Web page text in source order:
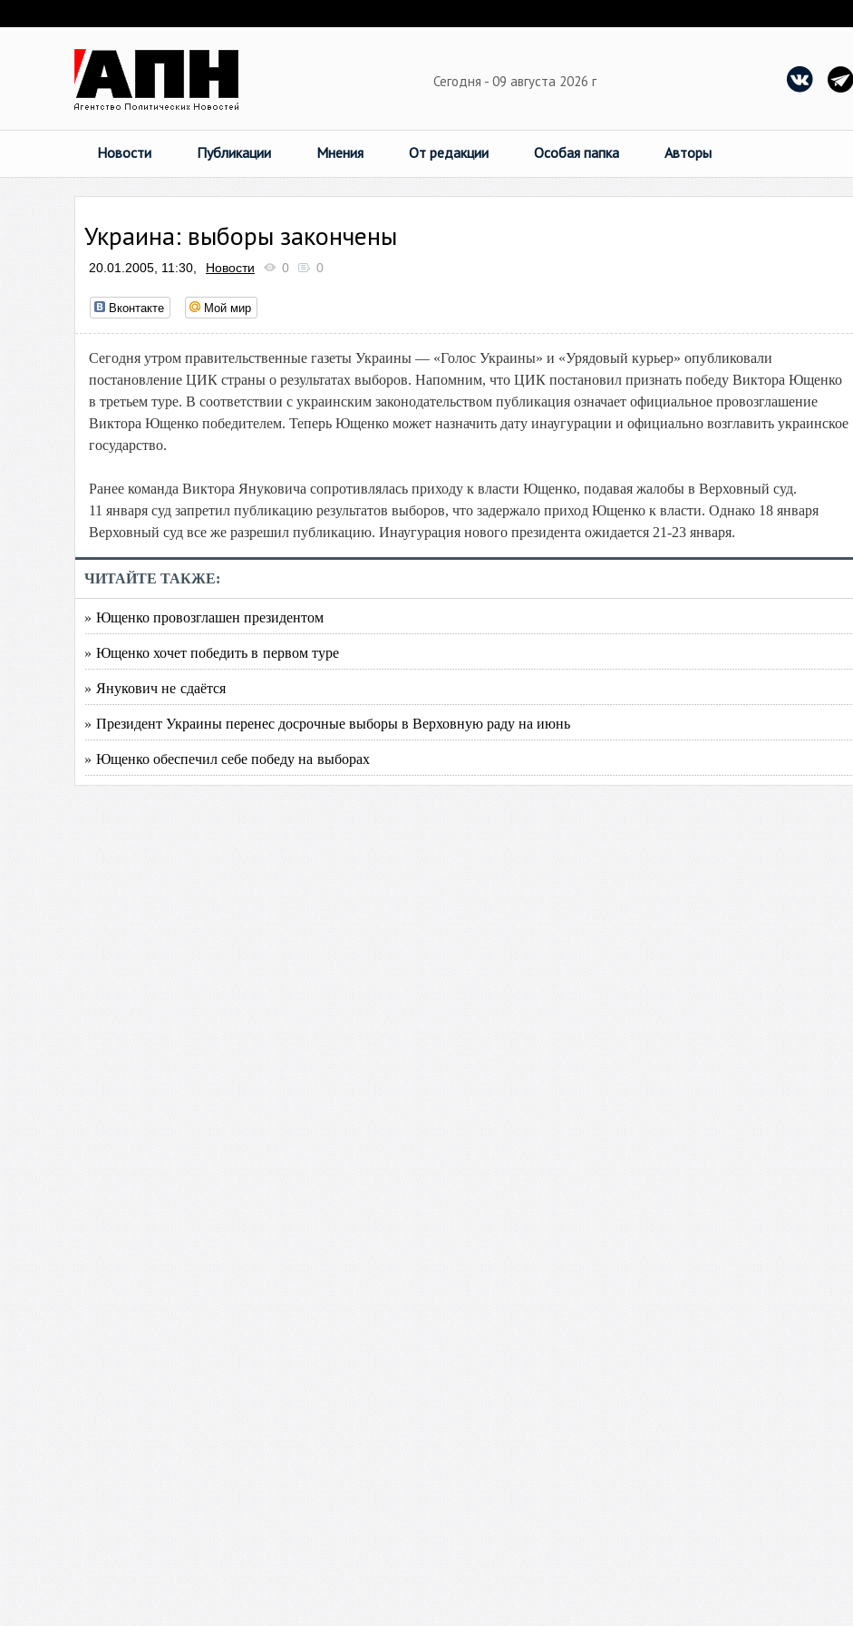
Сегодня - 09 августа 2026 г
Новости Публикации Мнения От редакции Особая папка Авторы
Украина: выборы закончены
20.01.2005, 11:30, Новости 0 0
Вконтакте Мой мир
Сегодня утром правительственные газеты Украины — «Голос Украины» и «Урядовый курьер» опубликовали
постановление ЦИК страны о результатах выборов. Напомним, что ЦИК постановил признать победу Виктора Ющенко
в третьем туре. В соответствии с украинским законодательством публикация означает официальное провозглашение
Виктора Ющенко победителем. Теперь Ющенко может назначить дату инаугурации и официально возглавить украинское
государство.
Ранее команда Виктора Януковича сопротивлялась приходу к власти Ющенко, подавая жалобы в Верховный суд.
11 января суд запретил публикацию результатов выборов, что задержало приход Ющенко к власти. Однако 18 января
Верховный суд все же разрешил публикацию. Инаугурация нового президента ожидается 21-23 января.
ЧИТАЙТЕ ТАКЖЕ:
» Ющенко провозглашен президентом
» Ющенко хочет победить в первом туре
» Янукович не сдаётся
» Президент Украины перенес досрочные выборы в Верховную раду на июнь
» Ющенко обеспечил себе победу на выборах